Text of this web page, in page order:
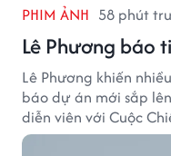
PHIM ẢNH 58 phút
Lê Phương báo
Lê Phương khiến
báo dự án mới sắp
diễn viên với Cuộc
nhiều sự quan tâm.